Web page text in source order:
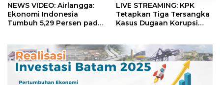
NEWS VIDEO: Airlangga:
Ekonomi Indonesia
Tumbuh 5,29 Persen pada
LIVE STREAMING: KPK
Tetapkan Tiga Tersangka
Kasus Dugaan Korupsi